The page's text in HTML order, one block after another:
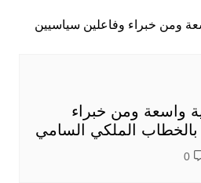
واسعة ومن خبراء
الملكي السامي
0